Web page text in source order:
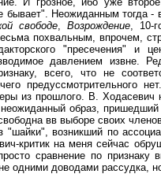
бывает". Неожиданным тогда -
свободе, Возрождение, 10-
похвальным, впрочем,
"пресечения" и
давлением извне.
всего, что не
предуссмотрительного
из прошлого. В. Ходасевич
образ,
вв выборе своих
"шайки", возникший по
критик на меня сейчас
сравнение по
одними доводами рассудка,